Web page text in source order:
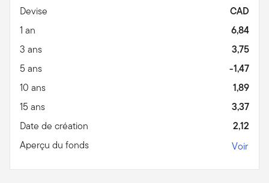
Devise
CAD
1 an
6,84
3 ans
3,75
5 ans
-1,47
10 ans
1,89
15 ans
3,37
Date de création
2,12
Aperçu du fonds
Voir